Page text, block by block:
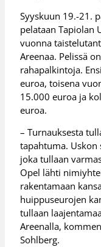
Syyskuun 19.-21.
pelataan Tapiolan
vuonna
Areenaa. Pelissä
rahapalkintoja.
euroa, toisena
15.000 euroa ja
euroa.
– Turnauksesta
tapahtuma. Uskon
joka tullaan
Opel lähti
rakentamaan
huippuseurojen
tullaan
Areenalla,
Sohlberg.